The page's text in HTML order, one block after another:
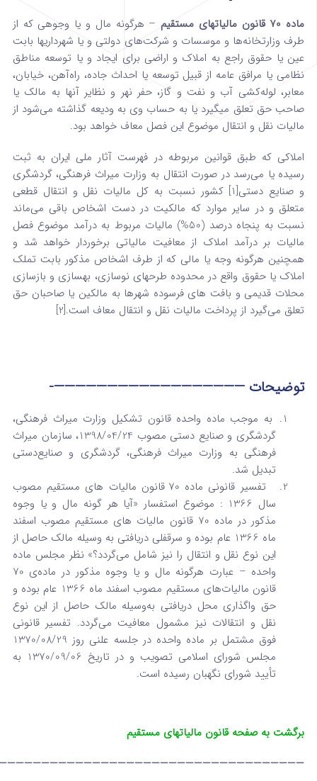
ماده 70 قانون مالیاتهای مستقیم
– هرگونه مال و یا وجوهی که از
طرف وزارتخانه‌ها و موسسات و شرکت‌های دولتی و یا شهرداریها بابت
عین یا حقوق راجع به املاک و اراضی برای ‌ایجاد و یا توسعه مناطق
نظامی یا مرافق عامه از قبیل توسعه یا احداث جاده، راه‌آهن، خیابان،
معابر، لوله‌کشی آب و نفت و گاز، حفر نهر و نظایر آنها به‌ مالک یا
صاحب حق تعلق می­گیرد یا به حساب وی به ودیعه گذاشته می‌شود از
مالیات نقل و انتقال موضوع این فصل معاف خواهد بود.
املاکی که طبق قوانین مربوطه در فهرست آثار ملی ایران به ثبت
رسیده یا می‌رسد در صورت انتقال به وزارت میراث ‌فرهنگی، گردشگری
و صنایع ‌دستی[1] کشور نسبت به کل ‌مالیات نقل و انتقال قطعی
متعلق و در سایر موارد که مالکیت در دست اشخاص باقی می‌ماند
نسبت به پنجاه درصد (50%) مالیات مربوط به درآمد موضوع فصل
مالیات ‌بر درآمد املاک از معافیت مالیاتی برخوردار خواهد شد و
همچنین هرگونه وجه یا مالی که از طرف اشخاص مذکور بابت تملک
املاک یا حقوق واقع در محدوده طرح­های نوسازی، بهسازی و بازسازی‌
محلات قدیمی و بافت­ های فرسوده شهرها به مالکین یا صاحبان حق
تعلق می‌گیرد از پرداخت مالیات نقل و انتقال معاف است.[2]
توضیحات ——————————————————-
به موجب ماده واحده قانون تشکیل وزارت میراث‌ فرهنگی،
گردشگری و صنایع‌ دستی مصوب 1398/04/24، سازمان میراث
فرهنگی به وزارت میراث ‌فرهنگی، گردشگری و صنایع‌دستی
تبدیل شد.
تفسیر قانونی ماده 70 قانون مالیات ‌های مستقیم مصوب
سال 1366 : موضوع استفسار «آیا هر گونه مال و یا وجوه
مذکور در ماده 70 قانون مالیات ‌های مستقیم مصوب اسفند
ماه 1366 عام بوده و سرقفلی دریافتی به وسیله مالک حاصل از
این نوع نقل و انتقال را نیز شامل می‌گردد؟» نظر مجلس ماده
واحده – عبارت هرگونه مال و یا وجوه مذکور در ماده‌ی 70
قانون مالیات‌های مستقیم مصوب اسفند ماه 1366 عام بوده و
حق واگذاری محل دریافتی به‌وسیله مالک حاصل از این نوع
نقل و انتقالات نیز مشمول معافیت می‌گردد. تفسیر قانونی
فوق مشتمل بر ماده واحده در جلسه علنی روز 1370/08/29
مجلس شورای اسلامی تصویب و در تاریخ 1370/09/06 به
تأیید شورای نگهبان رسیده است.
برگشت به صفحه قانون مالیاتهای مستقیم